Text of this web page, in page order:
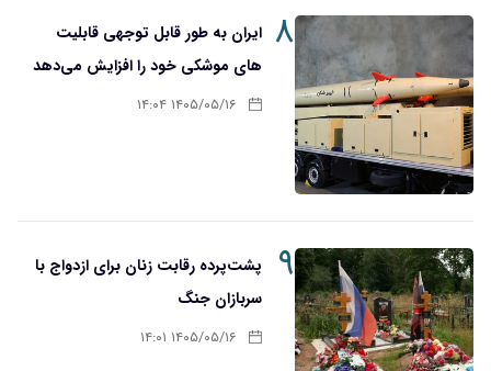
۸ ایران به طور قابل توجهی قابلیت
های موشکی خود را افزایش می‌دهد
۱۴۰۵/۰۵/۱۶ ۱۴:۰۴
۹
پشت‌پرده رقابت زنان برای ازدواج با
سربازان جنگ
۱۴۰۵/۰۵/۱۶ ۱۴:۰۱